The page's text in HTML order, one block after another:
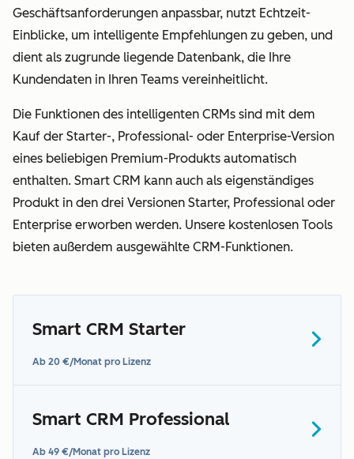
Geschäftsanforderungen anpassbar, nutzt Echtzeit-
Einblicke, um intelligente Empfehlungen zu geben, und
dient als zugrunde liegende Datenbank, die Ihre
Kundendaten in Ihren Teams vereinheitlicht.
Die Funktionen des intelligenten CRMs sind mit dem
Kauf der Starter-, Professional- oder Enterprise-Version
eines beliebigen Premium-Produkts automatisch
enthalten. Smart CRM kann auch als eigenständiges
Produkt in den drei Versionen Starter, Professional oder
Enterprise erworben werden. Unsere kostenlosen Tools
bieten außerdem ausgewählte CRM-Funktionen.
Smart CRM Starter
Ab 20 €/Monat pro Lizenz
Smart CRM Professional
Ab 49 €/Monat pro Lizenz